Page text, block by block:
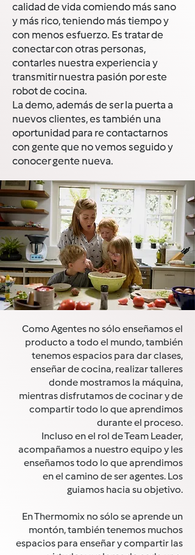
calidad de vida comiendo más sano
y más rico, teniendo más tiempo y
con menos esfuerzo. Es tratar de
conectar con otras personas,
contarles nuestra experiencia y
transmitir nuestra pasión por este
robot de cocina.
La demo, además de ser la puerta a
nuevos clientes, es también una
oportunidad para re contactarnos
con gente que no vemos seguido y
conocer gente nueva.
Como Agentes no sólo enseñamos el
producto a todo el mundo, también
tenemos espacios para dar clases,
enseñar de cocina, realizar talleres
donde mostramos la máquina,
mientras disfrutamos de cocinar y de
compartir todo lo que aprendimos
durante el proceso.
Incluso en el rol de Team Leader,
acompañamos a nuestro equipo y les
enseñamos todo lo que aprendimos
en el camino de ser agentes. Los
guiamos hacia su objetivo.
En Thermomix no sólo se aprende un
montón, también tenemos muchos
espacios para enseñar y compartir las